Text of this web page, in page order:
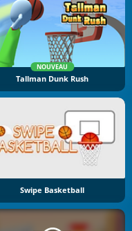
NOUVEAU
Tallman Dunk Rush
Swipe Basketball